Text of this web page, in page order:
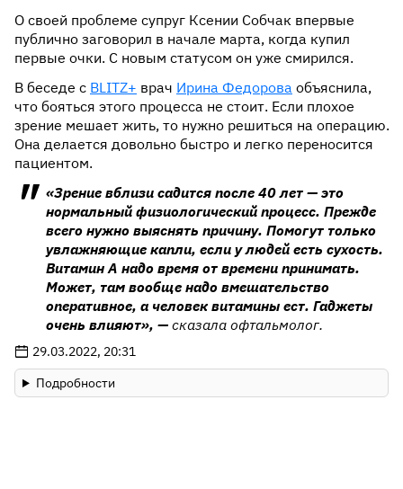
О своей проблеме супруг Ксении Собчак впервые
публично заговорил в начале марта, когда купил
первые очки. С новым статусом он уже смирился.
В беседе с BLITZ+ врач Ирина Федорова объяснила,
что бояться этого процесса не стоит. Если плохое
зрение мешает жить, то нужно решиться на операцию.
Она делается довольно быстро и легко переносится
пациентом.
«Зрение вблизи садится после 40 лет — это
нормальный физиологический процесс. Прежде
всего нужно выяснять причину. Помогут только
увлажняющие капли, если у людей есть сухость.
Витамин А надо время от времени принимать.
Может, там вообще надо вмешательство
оперативное, а человек витамины ест. Гаджеты
очень влияют», — сказала офтальмолог.
29.03.2022, 20:31
Подробности